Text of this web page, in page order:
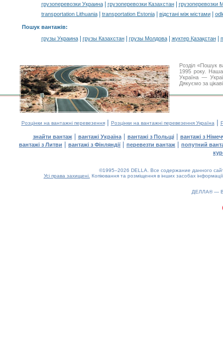
грузоперевозки Украина| грузоперевозки Казахстан|
грузоперевозки
transportation Lithuania| transportation Estonia| відстані між містами|
Пошук вантажів:
грузы Украина| грузы Казахстан| грузы Молдова| жүктер Қазақстан|
Розділ «Пошук
1995 року. Наша
Україна —
Дякуємо за
Розцінки на вантажні перевезення| Розцінки на вантажні перевезення Україна |
знайти вантаж| вантажі Україна| вантажі з Польщі| вантажі з
вантажі з Литви | вантажі з Фінляндії| перевезти вантаж | попутний
©1995–2026 DELLA. Все содержание данного
Усі права захищені. Копіювання та розміщення в інших засобах
ДЕЛЛА® —